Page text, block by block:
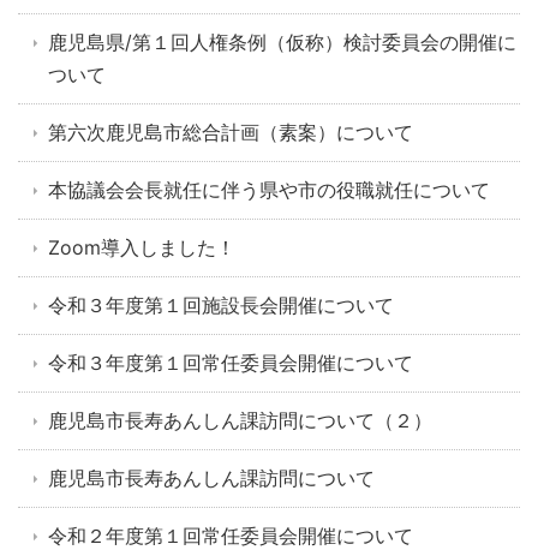
鹿児島県/第１回人権条例（仮称）検討委員会の開催に
ついて
第六次鹿児島市総合計画（素案）について
本協議会会長就任に伴う県や市の役職就任について
Zoom導入しました！
令和３年度第１回施設長会開催について
令和３年度第１回常任委員会開催について
鹿児島市長寿あんしん課訪問について（２）
鹿児島市長寿あんしん課訪問について
令和２年度第１回常任委員会開催について